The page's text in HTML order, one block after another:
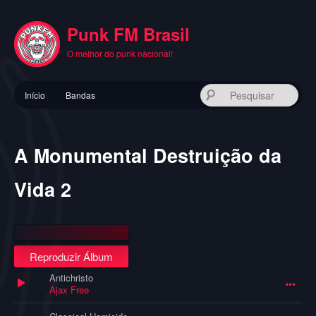
conteúdo
principal
Punk FM Brasil
O melhor do punk nacional!
principal
Início Bandas
A Monumental Destruição da
Vida 2
Reproduzir Álbum
Antichristo
Ajax Free